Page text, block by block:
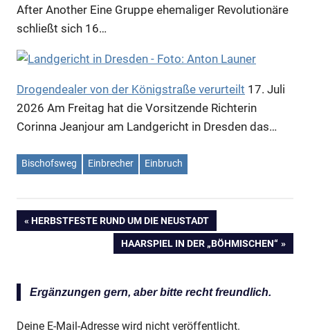
After Another Eine Gruppe ehemaliger Revolutionäre
schließt sich 16…
Drogendealer von der Königstraße verurteilt 17. Juli
2026 Am Freitag hat die Vorsitzende Richterin
Corinna Jeanjour am Landgericht in Dresden das…
Bischofsweg Einbrecher Einbruch
Beitragsnavigation
VORHERIGER
HERBSTFESTE RUND UM DIE NEUSTADT
NÄCHSTER
HAARSPIEL IN DER „BÖHMISCHEN“
Ergänzungen gern, aber bitte recht freundlich.
Deine E-Mail-Adresse wird nicht veröffentlicht.